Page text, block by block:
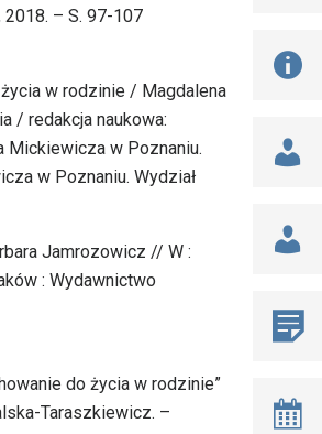
2018. – S. 97-107
w rodzinie / Magdalena
/ redakcja naukowa:
Mickiewicza w Poznaniu.
w Poznaniu. Wydział
Jamrozowicz // W :
: Wydawnictwo
do życia w rodzinie”
Taraszkiewicz. –